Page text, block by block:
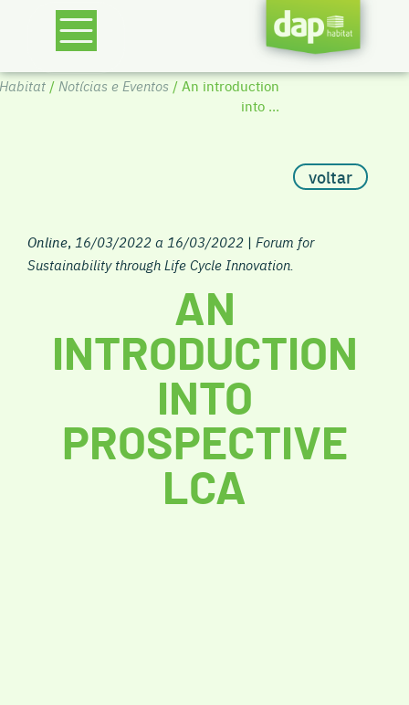
/ Notícias e Eventos / An introduction
into ...
voltar
Online, 16/03/2022 a 16/03/2022 | Forum for
Sustainability through Life Cycle Innovation.
AN
INTRODUCTION
INTO
PROSPECTIVE
LCA